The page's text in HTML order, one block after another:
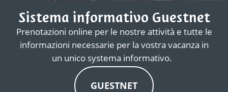
Sistema informativo Guestnet
Prenotazioni online per le nostre attività e tutte le
informazioni necessarie per la vostra vacanza in
un unico systema informativo.
GUESTNET